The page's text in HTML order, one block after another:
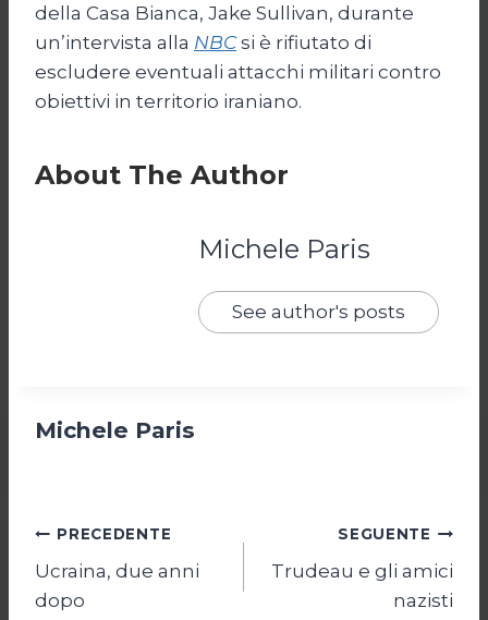
della Casa Bianca, Jake Sullivan, durante
un’intervista alla NBCsi è rifiutato di
escludere eventuali attacchi militari contro
obiettivi in territorio iraniano.
About The Author
Michele Paris
See author's posts
Michele Paris
Navigazione
articoli
PRECEDENTE
Ucraina, due anni
dopo
SEGUENTE
Trudeau e gli amici
nazisti